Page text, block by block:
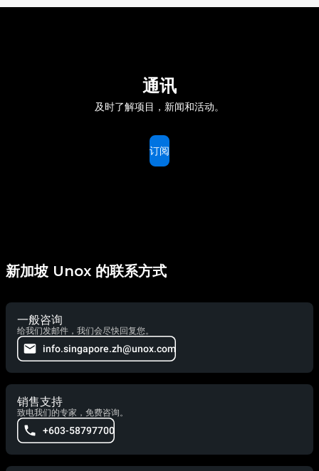
通讯
及时了解项目，新闻和活动。
订阅
新加坡 Unox 的联系方式
一般咨询
给我们发邮件，我们会尽快回复您。
info.singapore.zh@unox.com
销售支持
致电我们的专家，免费咨询。
+603-58797700